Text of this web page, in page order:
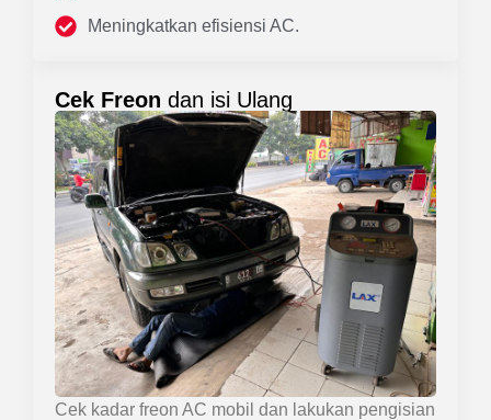
Meningkatkan efisiensi AC.
Cek Freon dan isi Ulang
Cek kadar freon AC mobil dan lakukan pengisian